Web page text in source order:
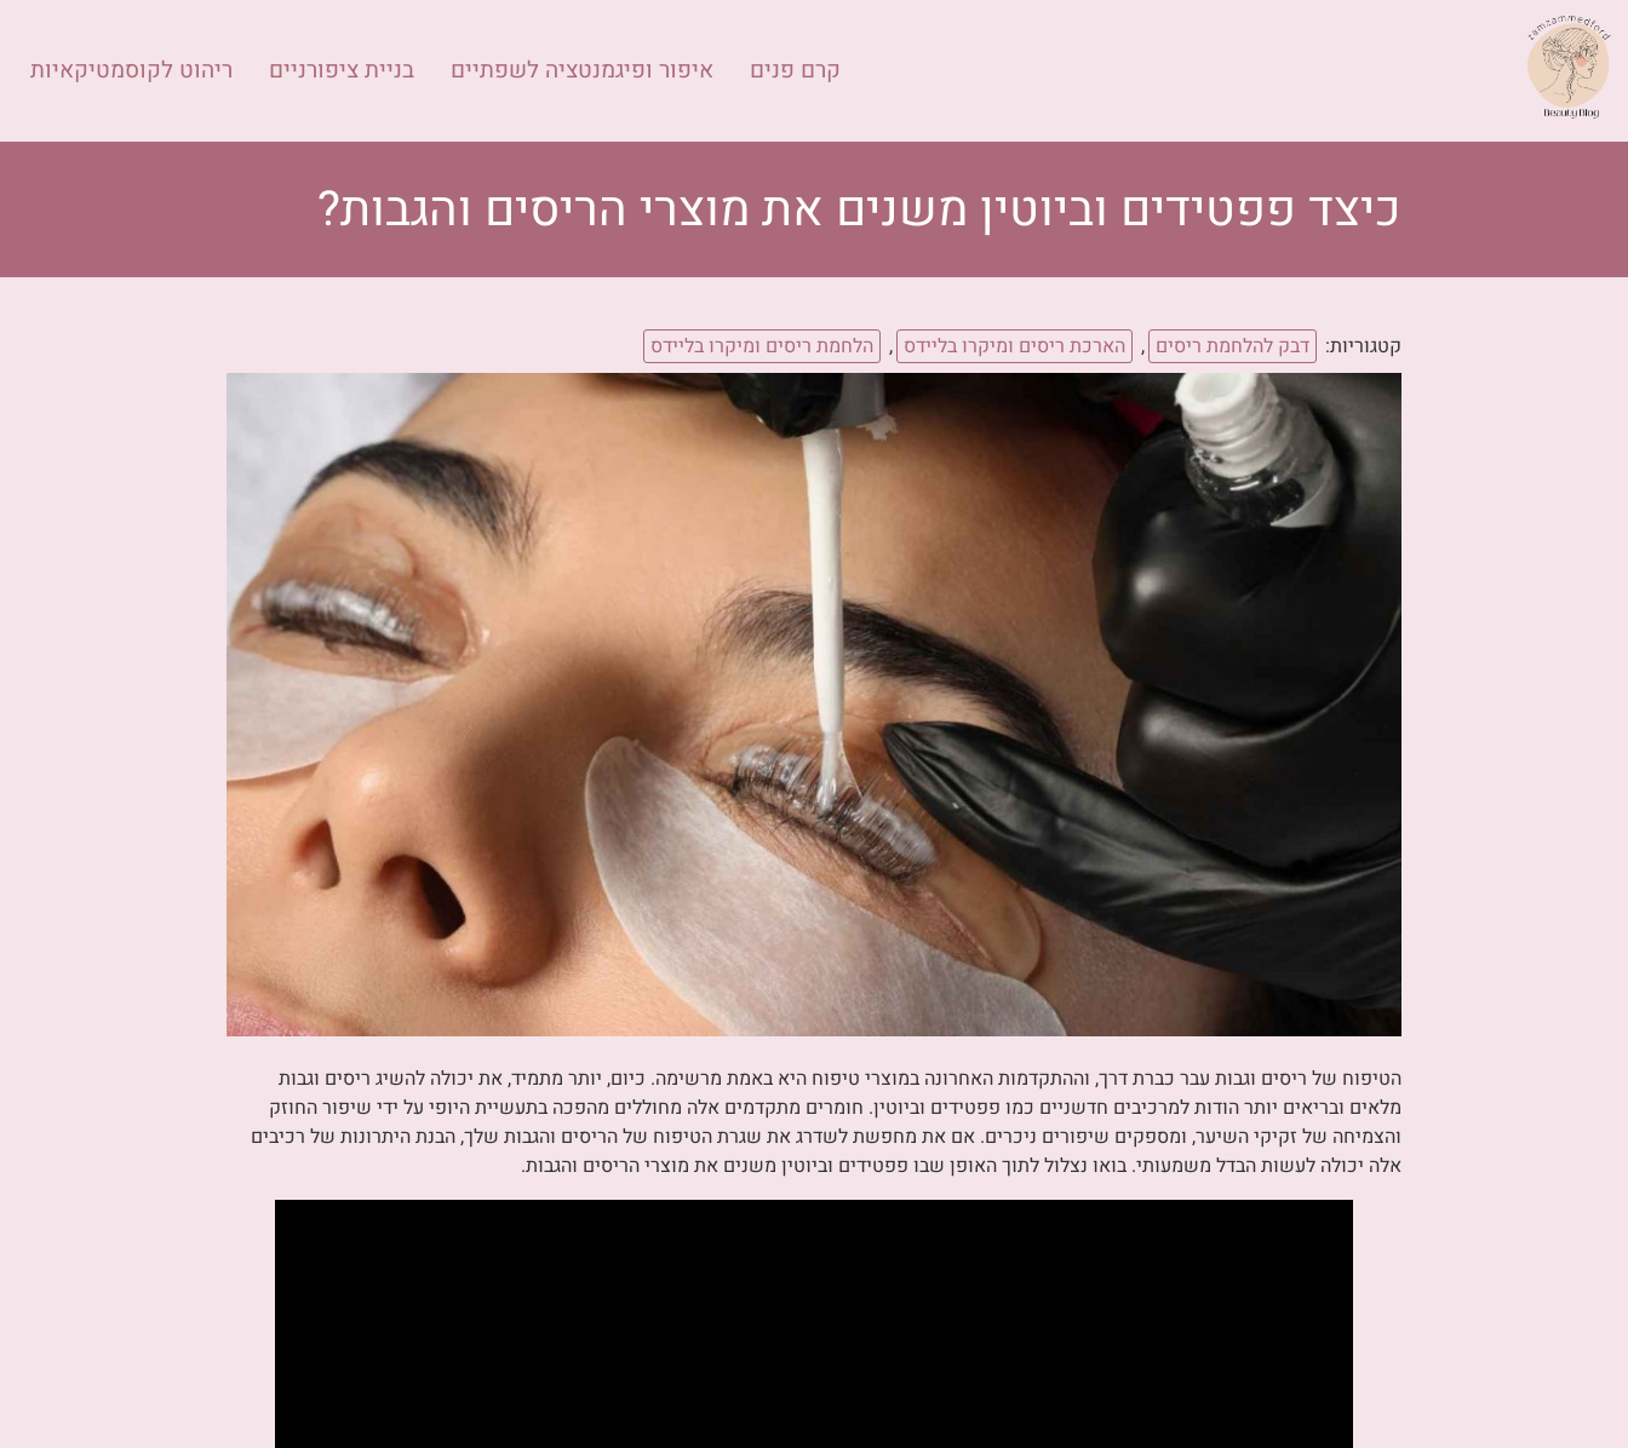
קרם פנים איפור ופיגמנטציה לשפתיים בניית ציפורניים ריהוט לקוסמטיקאיות
כיצד פפטידים וביוטין משנים את מוצרי הריסים והגבות?
קטגוריות: דבק להלחמת ריסים , הארכת ריסים ומיקרו בליידס , הלחמת ריסים ומיקרו בליידס
הטיפוח של ריסים וגבות עבר כברת דרך, וההתקדמות האחרונה במוצרי טיפוח היא באמת מרשימה. כיום, יותר מתמיד, את יכולה להשיג ריסים וגבות
מלאים ובריאים יותר הודות למרכיבים חדשניים כמו פפטידים וביוטין. חומרים מתקדמים אלה מחוללים מהפכה בתעשיית היופי על ידי שיפור החוזק
והצמיחה של זקיקי השיער, ומספקים שיפורים ניכרים. אם את מחפשת לשדרג את שגרת הטיפוח של הריסים והגבות שלך, הבנת היתרונות של רכיבים
אלה יכולה לעשות הבדל משמעותי. בואו נצלול לתוך האופן שבו פפטידים וביוטין משנים את מוצרי הריסים והגבות.